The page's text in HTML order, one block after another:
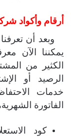
أرقام وأكواد
وبعد أن
يمكننا الآن
الكثير من
الرصيد أو
خدمات
الفاتورة
كود